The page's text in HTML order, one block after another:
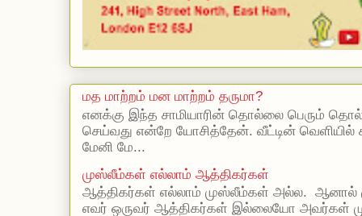
மத மாற்றம் மன மாற்றம் தருமா?
எனக்கு இந்த சாமியாரின் தொல்லை பெரும்
செய்வது என்றே யோசித்தேன். வீட்டின்
மேனி மே...
முஸ்லீம்கள் எல்லாம் ஆத்திகர்கள்
ஆத்திகர்கள் எல்லாம் முஸ்லீம்கள் அல்ல. ஆனால்
எவர் ஒருவர் ஆத்திகர்கள் இல்லையோ அவர்கள்